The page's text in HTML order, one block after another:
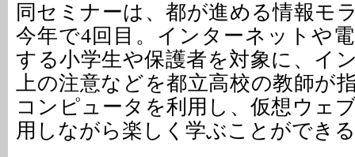
同セミナーは、都が進める情報モ
今年で4回目。インターネットや
する小学生や保護者を対象に、イ
上の注意などを都立高校の教師が
コンピュータを利用し、仮想ウェ
用しながら楽しく学ぶことができ